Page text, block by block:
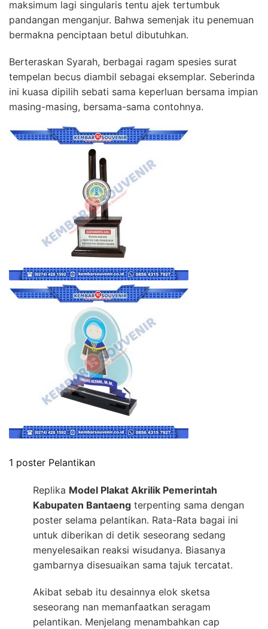
maksimum lagi singularis tentu ajek tertumbuk
pandangan menganjur. Bahwa semenjak itu penemuan
bermakna penciptaan betul dibutuhkan.
Berteraskan Syarah, berbagai ragam spesies surat
tempelan becus diambil sebagai eksemplar. Seberinda
ini kuasa dipilih sebati sama keperluan bersama impian
masing-masing, bersama-sama contohnya.
1 poster Pelantikan
Replika Model Plakat Akrilik Pemerintah
Kabupaten Bantaeng terpenting sama dengan
poster selama pelantikan. Rata-Rata bagai ini
untuk diberikan di detik seseorang sedang
menyelesaikan reaksi wisudanya. Biasanya
gambarnya disesuaikan sama tajuk tercatat.
Akibat sebab itu desainnya elok sketsa
seseorang nan memanfaatkan seragam
pelantikan. Menjelang menambahkan cap